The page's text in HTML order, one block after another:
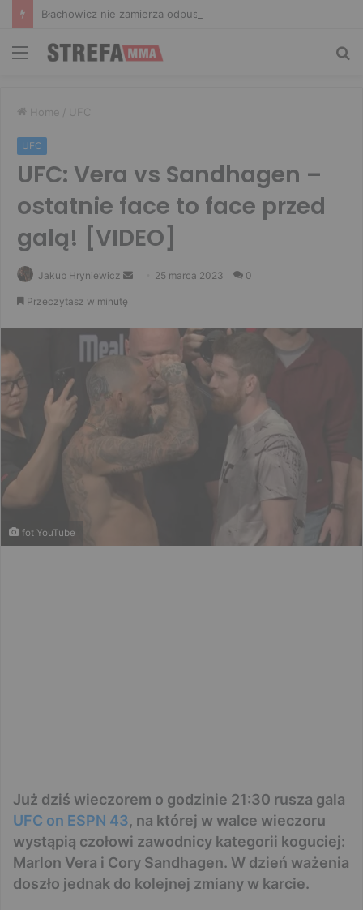
Menu
Home / UFC
UFC
UFC: Vera vs Sandhagen –
ostatnie face to face przed
galą! [VIDEO]
Jakub Hryniewicz
Send 25 marca 2023 0
Przeczytasz w minutę
fot YouTube
Już dziś wieczorem o godzinie 21:30 rusza gala
UFC on ESPN 43, na której w walce wieczoru
wystąpią czołowi zawodnicy kategorii koguciej:
Marlon Vera i Cory Sandhagen. W dzień ważenia
doszło jednak do kolejnej zmiany w karcie.